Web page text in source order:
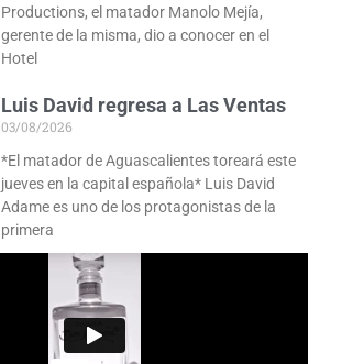
Productions, el matador Manolo Mejía,
gerente de la misma, dio a conocer en el
Hotel
Luis David regresa a Las Ventas
03/08/2026
*El matador de Aguascalientes toreará este
jueves en la capital española* Luis David
Adame es uno de los protagonistas de la
primera